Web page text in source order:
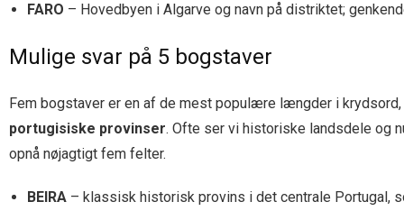
FARO – Hovedbyen i Algarve og navn på distriktet;
Mulige svar på 5 bogstaver
Fem bogstaver er en af de mest populære længder i
portugisiske provinser. Ofte ser vi historiske landsdele og
opnå nøjagtigt fem felter.
BEIRA – klassisk historisk provins i det centrale Portugal,